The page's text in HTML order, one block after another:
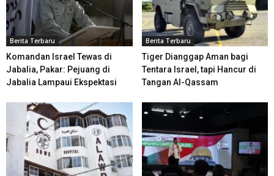
Berita Terbaru
Komandan Israel Tewas di
Jabalia, Pakar: Pejuang di
Jabalia Lampaui Ekspektasi
Berita Terbaru
Tiger Dianggap Aman bagi
Tentara Israel, tapi Hancur di
Tangan Al-Qassam